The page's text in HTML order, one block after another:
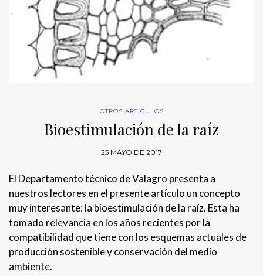
OTROS ARTÍCULOS
Bioestimulación de la raíz
25 MAYO DE 2017
El Departamento técnico de Valagro presenta a
nuestros lectores en el presente artículo un concepto
muy interesante: la bioestimulación de la raíz. Esta ha
tomado relevancia en los años recientes por la
compatibilidad que tiene con los esquemas actuales de
producción sostenible y conservación del medio
ambiente.